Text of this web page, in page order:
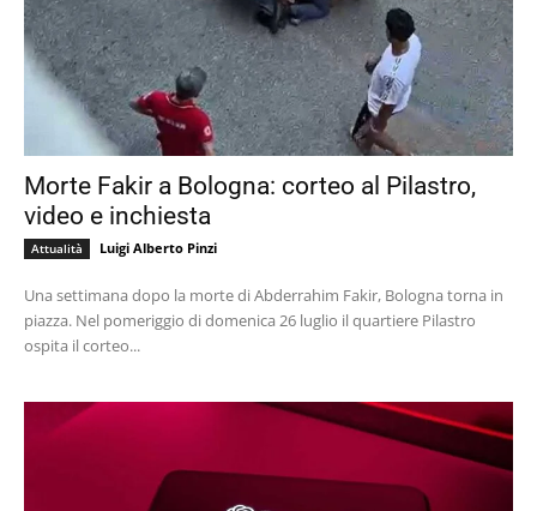
Morte Fakir a Bologna: corteo al Pilastro,
video e inchiesta
Attualità Luigi Alberto Pinzi
Una settimana dopo la morte di Abderrahim Fakir, Bologna torna in
piazza. Nel pomeriggio di domenica 26 luglio il quartiere Pilastro
ospita il corteo...